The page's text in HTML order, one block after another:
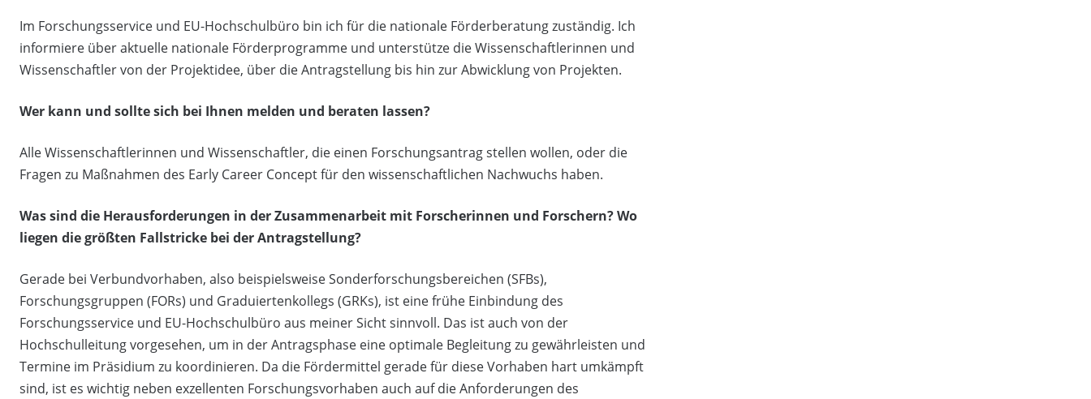
Im Forschungsservice und EU-Hochschulbüro bin ich für die nationale Förderberatung zuständig. Ich
informiere über aktuelle nationale Förderprogramme und unterstütze die Wissenschaftlerinnen und
Wissenschaftler von der Projektidee, über die Antragstellung bis hin zur Abwicklung von Projekten.
Wer kann und sollte sich bei Ihnen melden und beraten lassen?
Alle Wissenschaftlerinnen und Wissenschaftler, die einen Forschungsantrag stellen wollen, oder die
Fragen zu Maßnahmen des Early Career Concept für den wissenschaftlichen Nachwuchs haben.
Was sind die Herausforderungen in der Zusammenarbeit mit Forscherinnen und Forschern? Wo
liegen die größten Fallstricke bei der Antragstellung?
Gerade bei Verbundvorhaben, also beispielsweise Sonderforschungsbereichen (SFBs),
Forschungsgruppen (FORs) und Graduiertenkollegs (GRKs), ist eine frühe Einbindung des
Forschungsservice und EU-Hochschulbüro aus meiner Sicht sinnvoll. Das ist auch von der
Hochschulleitung vorgesehen, um in der Antragsphase eine optimale Begleitung zu gewährleisten und
Termine im Präsidium zu koordinieren. Da die Fördermittel gerade für diese Vorhaben hart umkämpft
sind, ist es wichtig neben exzellenten Forschungsvorhaben auch auf die Anforderungen des